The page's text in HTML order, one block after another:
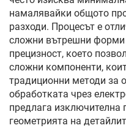
намалявайки общото
разходи. Процесът е
сложни вътрешни форми
прецизност, което
сложни компоненти,
традиционни методи за
обработката чрез
предлага изключителна
геометрията на